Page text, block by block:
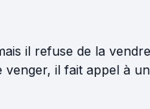
il refuse de la
venger, il fait appel à